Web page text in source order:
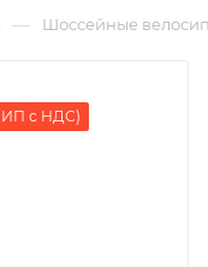
— Шоссейные
ИП с НДС)